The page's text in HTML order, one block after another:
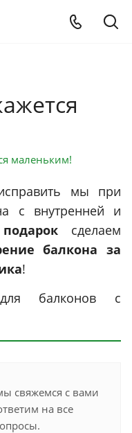
мы при
с внутренней и
сделаем
балкона за
!
балконов с
свяжемся с вами
на все